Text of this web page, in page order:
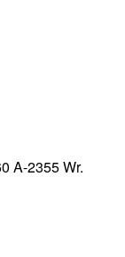
A-2355 Wr.